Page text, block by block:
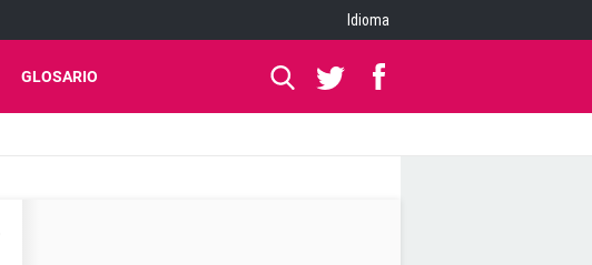
Idioma
GLOSARIO